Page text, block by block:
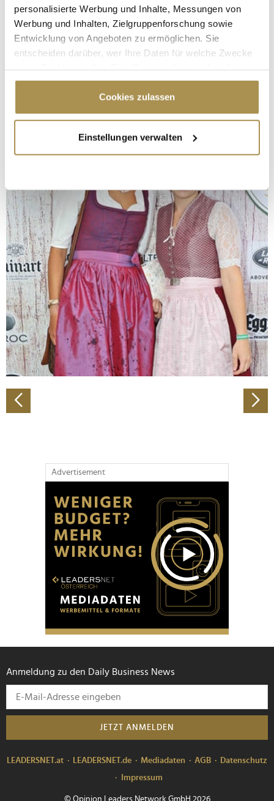
personalisierte Werbung und Inhalte, Messungen von
Werbung und Inhalten, Zielgruppenforschung sowie
Entwicklung von Angeboten zu ermöglichen. Sie
entscheiden darüber, wer Ihre Daten für welche Zwecke
Cookie-Erklärung oder durch Klicken auf das Privacy
Trigger Symbol ändern oder widerrufen
Informationen über Ihre geografische Lage
erfassen, welche bis auf einige Meter genau sein
bestimmten Merkmalen (Fingerprinting) identifizieren
Erfahren Sie mehr darüber, wie Ihre persönlichen Daten
verarbeitet werden, und legen Sie Ihre Präferenzen im
Abschnitt Einzelheitenfest.
Wir verwenden Cookies, um Inhalte und Anzeigen zu
personalisieren, Funktionen für soziale Medien anbieten
zu können und die Zugriffe auf unsere Website zu
analysieren. Außerdem geben wir Informationen zu Ihrer
Verwendung unserer Website an unsere Partner für
soziale Medien, Werbung und Analysen weiter. Unsere
Partner führen diese Informationen möglicherweise mit
haben oder die sie im Rahmen Ihrer Nutzung der Dienste
gesammelt haben.
Cookies zulassen
Einstellungen verwalten
Advertisement
Anmeldung zu den Daily Business News
JETZT ANMELDEN
LEADERSNET.at LEADERSNET.de Mediadaten AGB
Datenschutz
Impressum